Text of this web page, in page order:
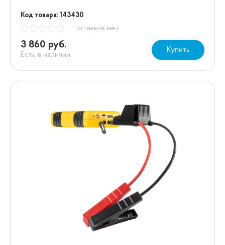
Код товара: 143430
— отзывов нет
3 860 руб.
Есть в наличии
Купить